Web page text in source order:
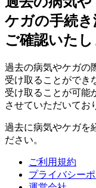
ケガの手続き
ご確認いたし
過去の病気やケガの
受け取ることができ
受け取ることが可能
させていただいてお
過去に病気やケガを
ださい。
ご利用規約
プライバシー